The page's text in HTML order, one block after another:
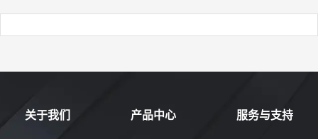
关于我们 产品中心 服务与支持